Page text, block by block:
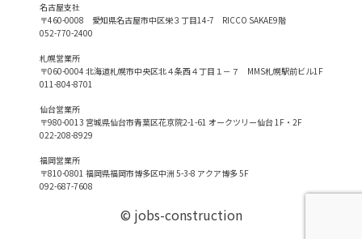
名古屋支社
〒460-0008 愛知県名古屋市中区栄３丁目14-7 RICCO SAKAE9階
052-770-2400
札幌営業所
〒060-0004 北海道札幌市中央区北４条西４丁目１－７ MMS札幌駅前ビル1F
011-804-8701
仙台営業所
〒980-0013 宮城県仙台市青葉区花京院2-1-61 オークツリー仙台 1F・2F
022-208-8929
福岡営業所
〒810-0801 福岡県福岡市博多区中洲 5-3-8 アクア博多 5F
092-687-7608
© jobs-construction